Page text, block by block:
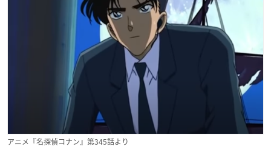
アニメ『名探偵コナン』第345話より